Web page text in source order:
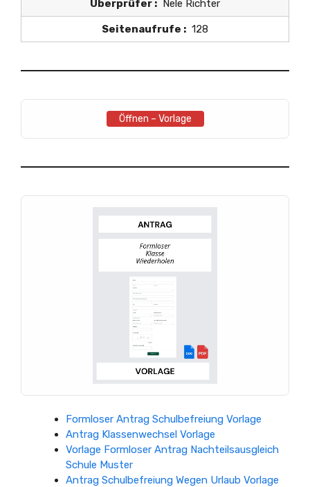
Überprüfer : Nele Richter
Seitenaufrufe : 128
Öffnen – Vorlage
Formloser Antrag Schulbefreiung Vorlage
Antrag Klassenwechsel Vorlage
Vorlage Formloser Antrag Nachteilsausgleich
Schule Muster
Antrag Schulbefreiung Wegen Urlaub Vorlage